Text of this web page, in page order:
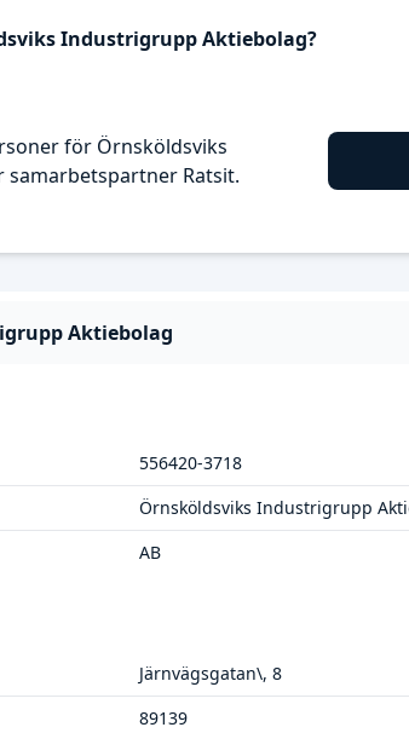
Industrigrupp Aktiebolag?
för Örnsköldsviks
Ratsit.
Aktiebolag
556420-3718
Örnsköldsviks Industrigrupp
AB
Järnvägsgatan\, 8
89139